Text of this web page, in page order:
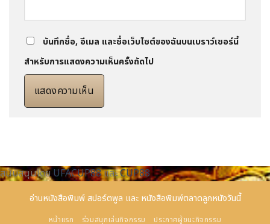
บันทึกชื่อ, อีเมล และชื่อเว็บไซต์ของฉันบนเบราว์เซอร์นี้
สำหรับการแสดงความเห็นครั้งถัดไป
สนับสนุนโดยUFACUP88และCUP88
อ่านหนังสือพิมพ์สปอร์ตพูล และ หนังสือพิมพ์ตลาดลูกหนังวันนี้
หน้าแรก ร่วมสนุกเล่นกิจกรรม ประกาศผู้ชนะกิจกรรม